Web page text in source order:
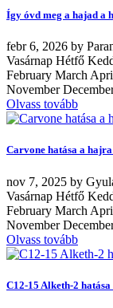
Így óvd meg a hajad a
febr6, 2026 by
Vasárnap Hétfő
February March
November
Olvass tovább
Carvone hatása a
nov 7, 2025 by
Vasárnap Hétfő
February March
November
Olvass tovább
C12-15 Alketh-2